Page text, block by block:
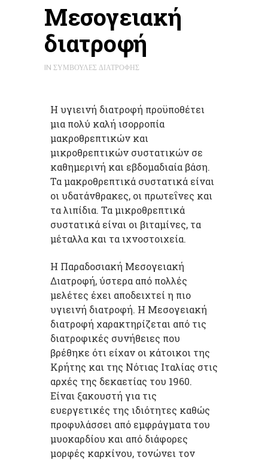
Μεσογειακή
διατροφή
IN ΣΥΜΒΟΥΛΈΣ ΔΙΑΤΡΟΦΉΣ
Η υγιεινή διατροφή προϋποθέτει
μια πολύ καλή ισορροπία
μακροθρεπτικών και
μικροθρεπτικών συστατικών σε
καθημερινή και εβδομαδιαία βάση.
Τα μακροθρεπτικά συστατικά είναι
οι υδατάνθρακες, οι πρωτεΐνες και
τα λιπίδια. Τα μικροθρεπτικά
συστατικά είναι οι βιταμίνες, τα
μέταλλα και τα ιχνοστοιχεία.
Η Παραδοσιακή Μεσογειακή
Διατροφή, ύστερα από πολλές
μελέτες έχει αποδειχτεί η πιο
υγιεινή διατροφή. Η Mεσογειακή
διατροφή χαρακτηρίζεται από τις
διατροφικές συνήθειες που
βρέθηκε ότι είχαν οι κάτοικοι της
Κρήτης και της Νότιας Ιταλίας στις
αρχές της δεκαετίας του 1960.
Είναι ξακουστή για τις
ευεργετικές της ιδιότητες καθώς
προφυλάσσει από εμφράγματα του
μυοκαρδίου και από διάφορες
μορφές καρκίνου, τονώνει τον